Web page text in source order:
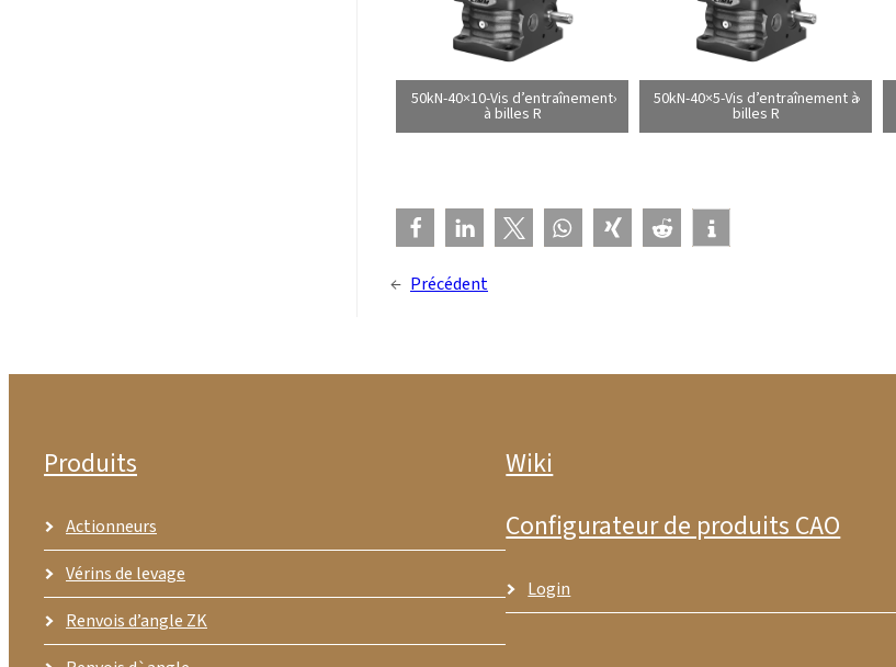
50kN-40×10-Vis d’entraînement
à billes R
50kN-40×5-Vis d’entraînement à
billes R
← Précédent
Produits
Actionneurs
Vérins de levage
Renvois d’angle ZK
Wiki
Configurateur de produits CAO
Login